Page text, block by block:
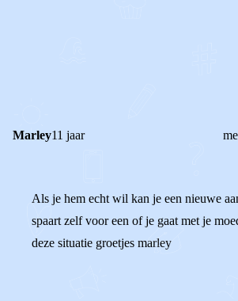
Marley11 jaar
Als je hem echt wil kan je een nieuwe
spaart zelf voor een of je gaat met je
deze situatie groetjes marley